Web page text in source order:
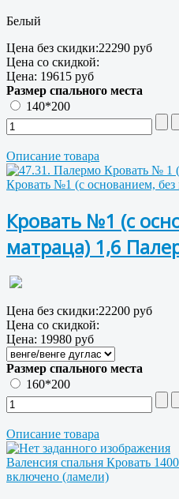
Белый
Цена без скидки:22290 руб
Цена со скидкой:
Цена: 19615 руб
Размер спального места
140*200
Описание товара
Кровать №1 (с основанием,
Кровать №1 (с
матраца) 1,6
Цена без скидки:22200 руб
Цена со скидкой:
Цена: 19980 руб
Размер спального места
160*200
Описание товара
Валенсия спальня Кровать
включено (ламели)